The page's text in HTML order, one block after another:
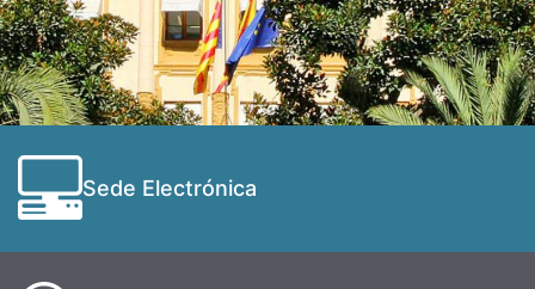
Sede Electrónica